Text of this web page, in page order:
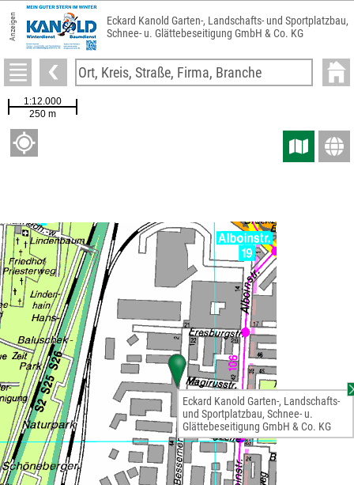
Anzeigen
Eckard Kanold Garten-, Landschafts- und Sportplatzbau,
Schnee- u. Glättebeseitigung GmbH & Co. KG
Eckard Kanold Garten-, Landschafts-
und Sportplatzbau, Schnee- u.
Glättebeseitigung GmbH & Co. KG